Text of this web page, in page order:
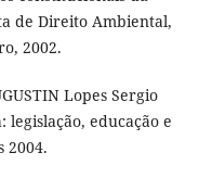
de Direito Ambiental,
2002.
Lopes Sergio
educação e
2004.